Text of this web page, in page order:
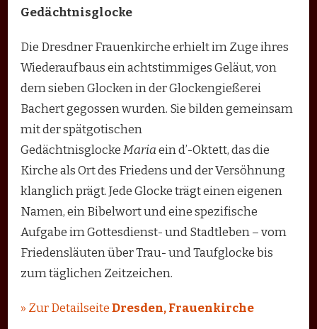
Gedächtnisglocke
Die Dresdner Frauenkirche erhielt im Zuge ihres
Wiederaufbaus ein achtstimmiges Geläut, von
dem sieben Glocken in der Glockengießerei
Bachert gegossen wurden. Sie bilden gemeinsam
mit der spätgotischen
GedächtnisglockeMariaein d’-Oktett, das die
Kirche als Ort des Friedens und der Versöhnung
klanglich prägt. Jede Glocke trägt einen eigenen
Namen, ein Bibelwort und eine spezifische
Aufgabe im Gottesdienst- und Stadtleben – vom
Friedensläuten über Trau- und Taufglocke bis
zum täglichen Zeitzeichen.
» Zur DetailseiteDresden, Frauenkirche